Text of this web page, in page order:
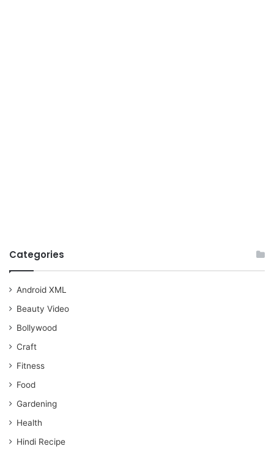
Categories
Android XML
Beauty Video
Bollywood
Craft
Fitness
Food
Gardening
Health
Hindi Recipe